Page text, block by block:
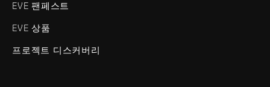
EVE 팬페스트
EVE 상품
프로젝트 디스커버리